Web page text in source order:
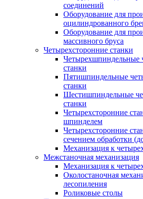
соединений
Оборудование для
оцилиндрованного
Оборудование для
массивного бруса
Четырехсторонние станки
Четырехшпиндельные
станки
Пятишпиндельные
станки
Шестишпиндельные
станки
Четырехсторонние
шпинделем
Четырехсторонние
сечением обработки
Механизация к
Межстаночная механизация
Механизация к
Околостаночная
лесопиления
Роликовые столы